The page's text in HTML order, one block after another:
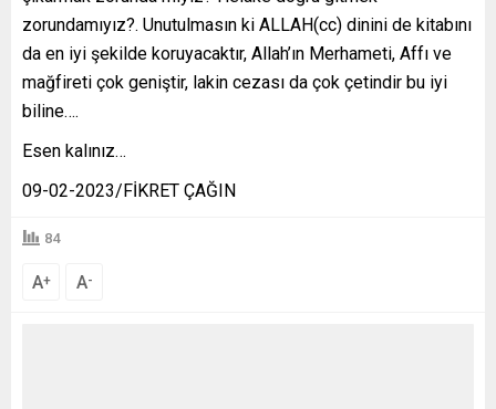
zorundamıyız?. Unutulmasın ki ALLAH(cc) dinini de kitabını
da en iyi şekilde koruyacaktır, Allah’ın Merhameti, Affı ve
mağfireti çok geniştir, lakin cezası da çok çetindir bu iyi
biline….
Esen kalınız…
09-02-2023/FİKRET ÇAĞIN
84
A+ A-